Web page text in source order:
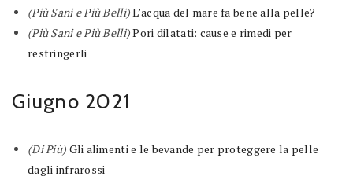
(Più Sani e Più Belli)L’acqua del mare fa bene alla pelle?
(Più Sani e Più Belli)Pori dilatati: cause e rimedi per
restringerli
Giugno 2021
(Di Più) Gli alimenti e le bevande per proteggere la pelle
dagli infrarossi